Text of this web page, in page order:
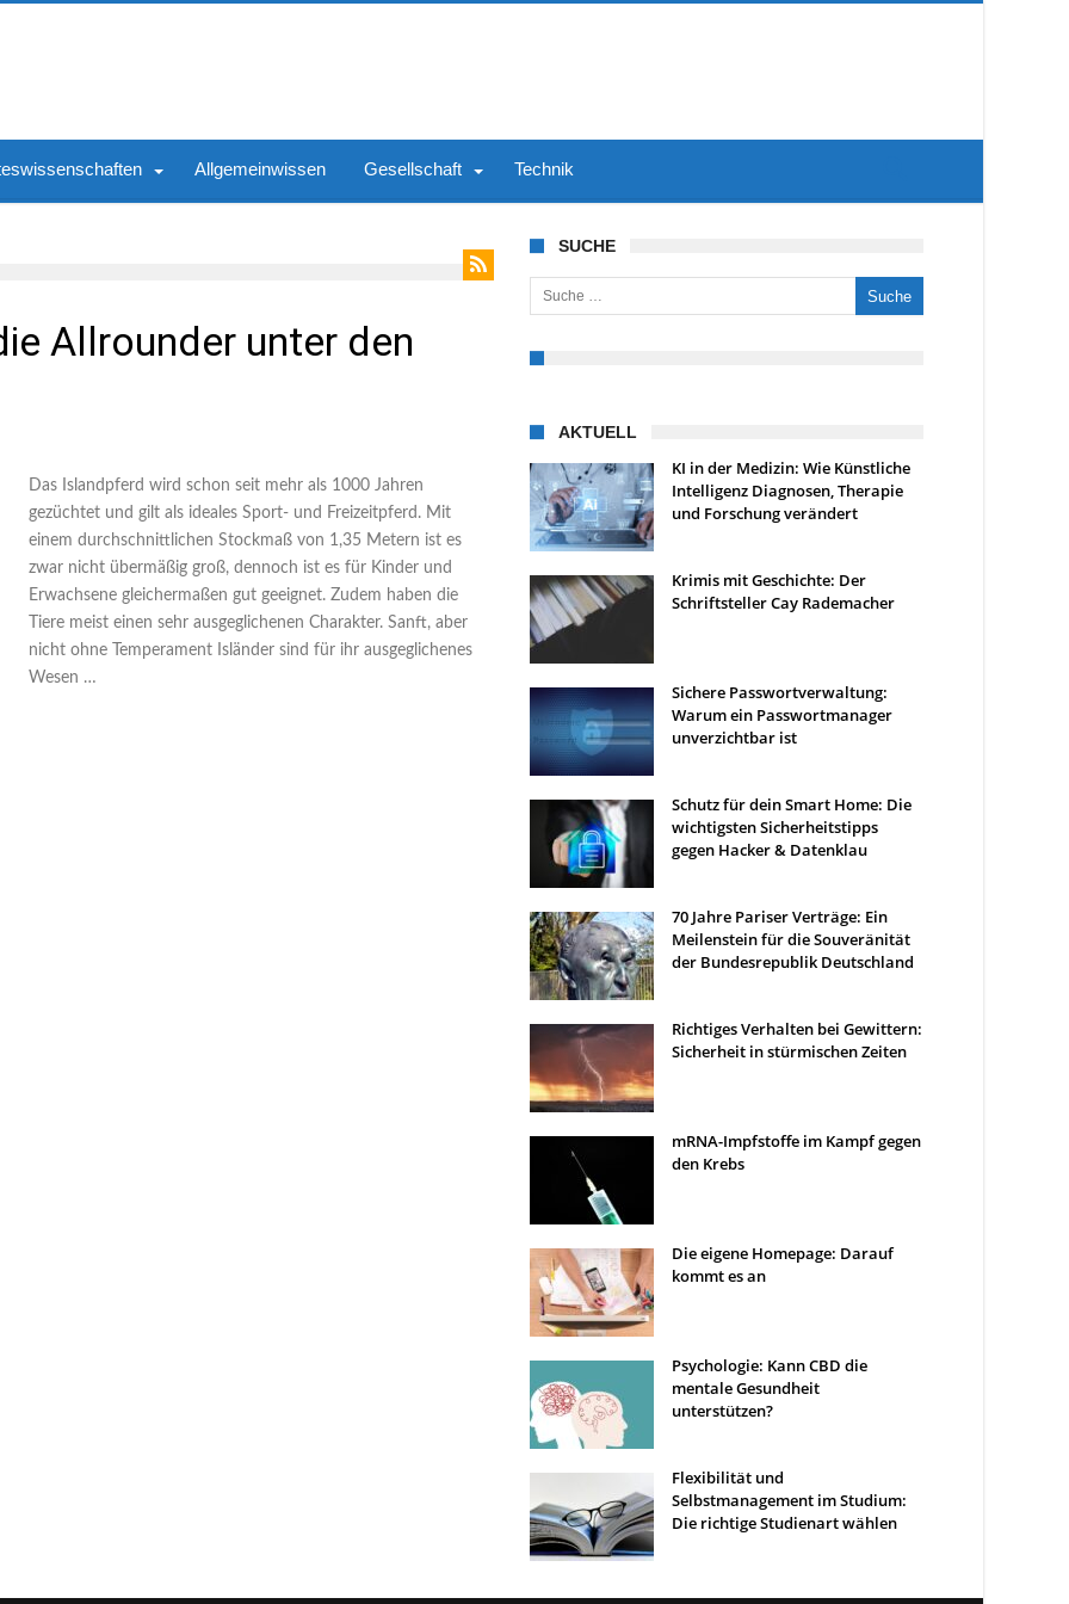
Allgemeinwissen Gesellschaft Technik
Allrounder unter den
Das Islandpferd wird schon seit mehr als 1000 Jahren
gezüchtet und gilt als ideales Sport- und Freizeitpferd. Mit
einem durchschnittlichen Stockmaß von 1,35 Metern ist es
zwar nicht übermäßig groß, dennoch ist es für Kinder und
Erwachsene gleichermaßen gut geeignet. Zudem haben die
Tiere meist einen sehr ausgeglichenen Charakter. Sanft, aber
nicht ohne Temperament Isländer sind für ihr ausgeglichenes
Wesen …
SUCHE
Suche nach:
AKTUELL
KI in der Medizin: Wie Künstliche
Intelligenz Diagnosen, Therapie
und Forschung verändert
Krimis mit Geschichte: Der
Schriftsteller Cay Rademacher
Sichere Passwortverwaltung:
Warum ein Passwortmanager
unverzichtbar ist
Schutz für dein Smart Home: Die
wichtigsten Sicherheitstipps
gegen Hacker & Datenklau
70 Jahre Pariser Verträge: Ein
Meilenstein für die Souveränität
der Bundesrepublik Deutschland
Richtiges Verhalten bei Gewittern:
Sicherheit in stürmischen Zeiten
mRNA-Impfstoffe im Kampf gegen
den Krebs
Die eigene Homepage: Darauf
kommt es an
Psychologie: Kann CBD die
mentale Gesundheit
unterstützen?
Flexibilität und
Selbstmanagement im Studium:
Die richtige Studienart wählen